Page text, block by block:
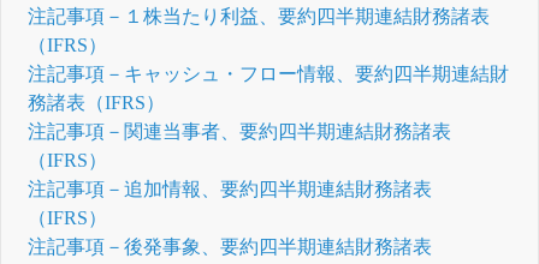
注記事項－１株当たり利益、要約四半期連結財務諸表
（IFRS）
注記事項－キャッシュ・フロー情報、要約四半期連結財
務諸表（IFRS）
注記事項－関連当事者、要約四半期連結財務諸表
（IFRS）
注記事項－追加情報、要約四半期連結財務諸表
（IFRS）
注記事項－後発事象、要約四半期連結財務諸表